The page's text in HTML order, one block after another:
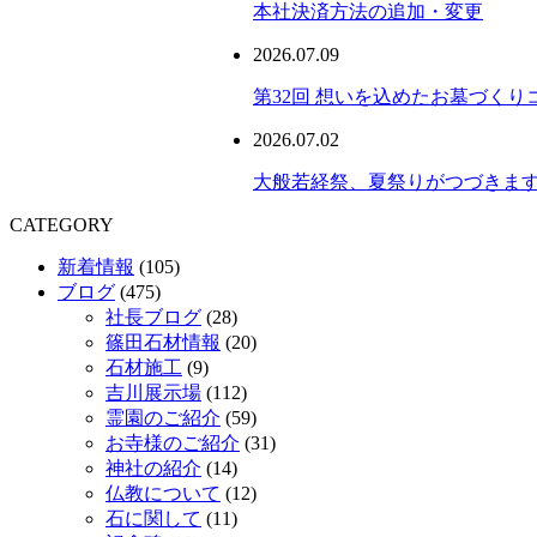
本社決済方法の追加・変更
2026.07.09
第32回 想いを込めたお墓づくり
2026.07.02
大般若経祭、夏祭りがつづきま
CATEGORY
新着情報 (105)
ブログ (475)
社長ブログ (28)
篠田石材情報 (20)
石材施工 (9)
吉川展示場 (112)
霊園のご紹介 (59)
お寺様のご紹介 (31)
神社の紹介 (14)
仏教について (12)
石に関して (11)